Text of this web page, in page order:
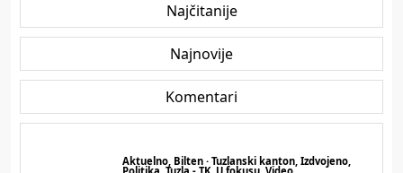
Najčitanije
Najnovije
Komentari